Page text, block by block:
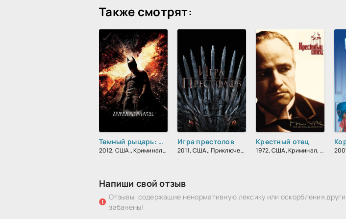
Также смотрят:
Темный рыцарь: Возрождение легенды
2012, США,, Криминал, Фантастика, Боевик, Триллер, Зарубежный, Драма
Игра престолов
2011, США,, Приключения, Фэнтези, Блокбастер, Мистический, Боевик, Зарубежный, Мелодрама, Драма
Крестный отец
1972, США, Криминал, Блокбастер, Зарубежный, Драма
Напиши свой отзыв
Отзывы, содержащие ненормативную лексику или оскорбления
забанены!